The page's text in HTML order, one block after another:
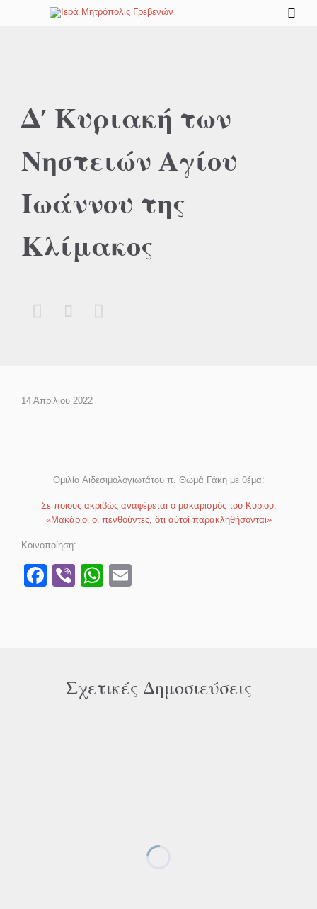

Δ′ Κυριακή των
Νηστειών Αγίου
Ιωάννου της
Κλίμακος
  
14 Απριλίου 2022
Ομιλία Αιδεσιμολογιωτάτου π. Θωμά Γάκη με θέμα:
Σε ποιους ακριβώς αναφέρεται ο μακαρισμός του Κυρίου:
«Μακάριοι οἱ πενθοὐντες, ὅτι αὐτοί παρακληθήσονται»
Κοινοποίηση:
Facebook
ViberWhatsApp
Σχετικές Δημοσιεύσεις